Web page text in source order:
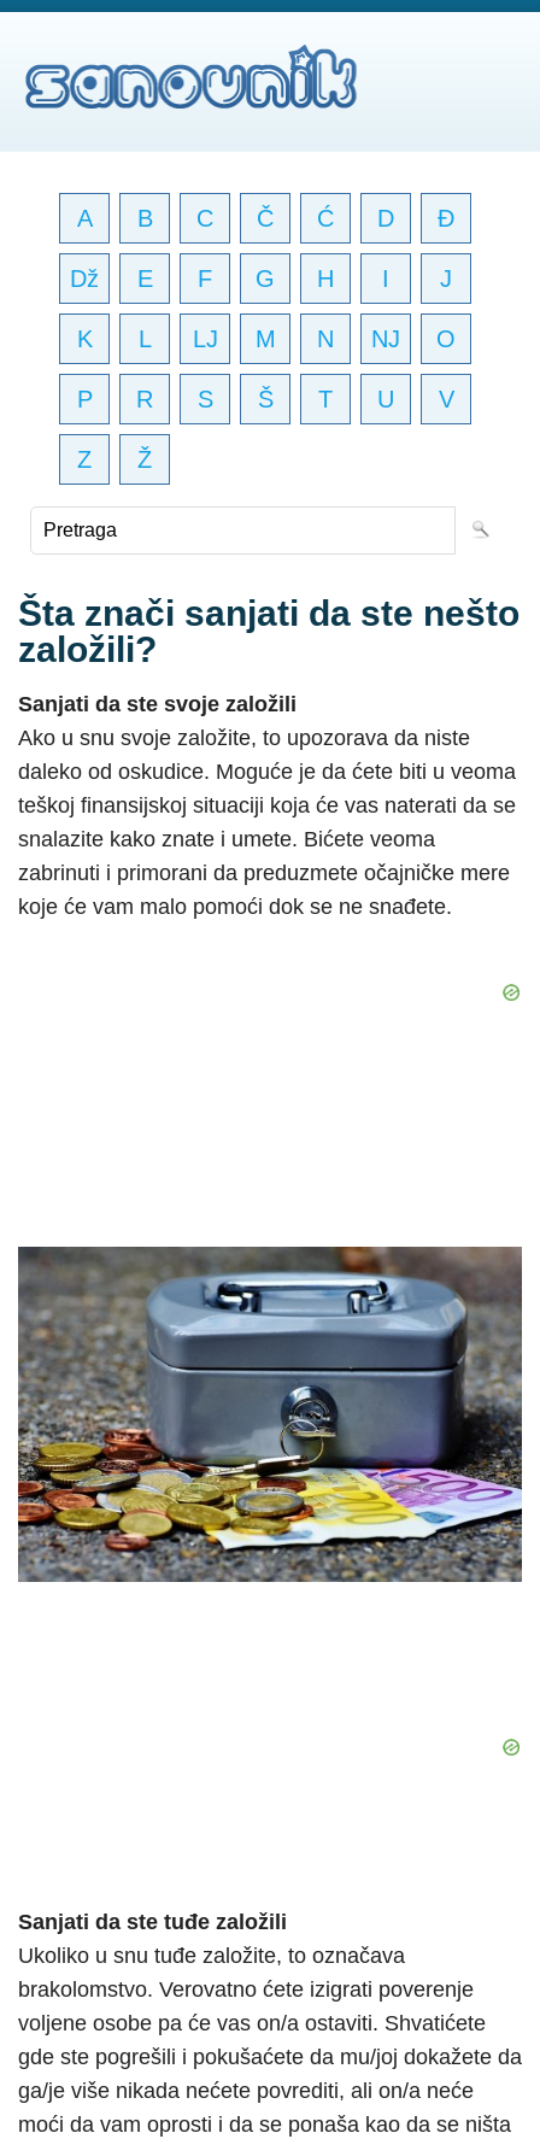
A B C Č Ć D Đ
Dž E F G H I J
K L LJ M N NJ O
P R S Š T U V
Z Ž
Šta znači sanjati da ste nešto
založili?
Sanjati da ste svoje založili
Ako u snu svoje založite, to upozorava da niste
daleko od oskudice. Moguće je da ćete biti u veoma
teškoj finansijskoj situaciji koja će vas naterati da se
snalazite kako znate i umete. Bićete veoma
zabrinuti i primorani da preduzmete očajničke mere
koje će vam malo pomoći dok se ne snađete.
Sanjati da ste tuđe založili
Ukoliko u snu tuđe založite, to označava
brakolomstvo. Verovatno ćete izigrati poverenje
voljene osobe pa će vas on/a ostaviti. Shvatićete
gde ste pogrešili i pokušaćete da mu/joj dokažete da
ga/je više nikada nećete povrediti, ali on/a neće
moći da vam oprosti i da se ponaša kao da se ništa